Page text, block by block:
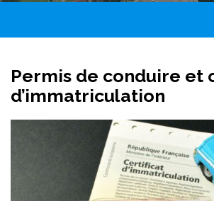
Permis de conduire et
d’immatriculation